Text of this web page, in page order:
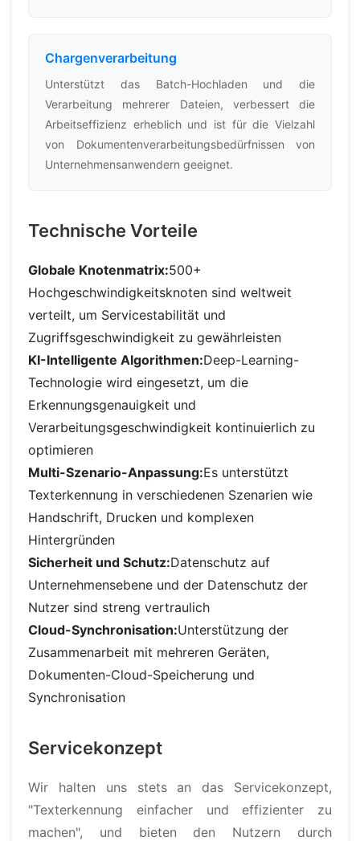
Chargenverarbeitung
Unterstützt das Batch-Hochladen und die
Verarbeitung mehrerer Dateien, verbessert die
Arbeitseffizienz erheblich und ist für die Vielzahl
von Dokumentenverarbeitungsbedürfnissen von
Unternehmensanwendern geeignet.
Technische Vorteile
Globale Knotenmatrix:500+
Hochgeschwindigkeitsknoten sind weltweit
verteilt, um Servicestabilität und
Zugriffsgeschwindigkeit zu gewährleisten
KI-Intelligente Algorithmen:Deep-Learning-
Technologie wird eingesetzt, um die
Erkennungsgenauigkeit und
Verarbeitungsgeschwindigkeit kontinuierlich zu
optimieren
Multi-Szenario-Anpassung:Es unterstützt
Texterkennung in verschiedenen Szenarien wie
Handschrift, Drucken und komplexen
Hintergründen
Sicherheit und Schutz:Datenschutz auf
Unternehmensebene und der Datenschutz der
Nutzer sind streng vertraulich
Cloud-Synchronisation:Unterstützung der
Zusammenarbeit mit mehreren Geräten,
Dokumenten-Cloud-Speicherung und
Synchronisation
Servicekonzept
Wir halten uns stets an das Servicekonzept,
"Texterkennung einfacher und effizienter zu
machen", und bieten den Nutzern durch